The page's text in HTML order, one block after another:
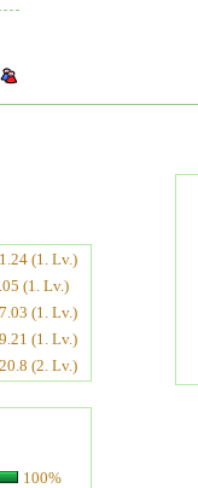
(1. Lv.)
(1. Lv.)
(1. Lv.)
(1. Lv.)
(2. Lv.)
100%